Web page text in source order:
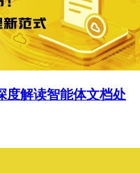
度解读智能体文档处